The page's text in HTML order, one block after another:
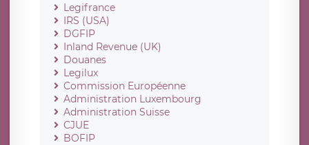
Legifrance
IRS (USA)
DGFIP
Inland Revenue (UK)
Douanes
Legilux
Commission Européenne
Administration Luxembourg
Administration Suisse
CJUE
BOFIP